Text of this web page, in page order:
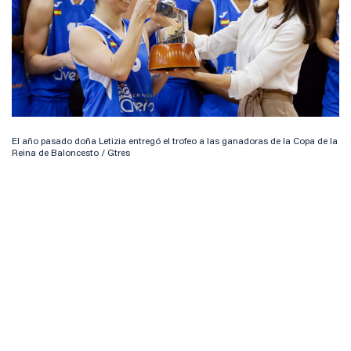
El año pasado doña Letizia entregó el trofeo a las ganadoras de la Copa de la
Reina de Baloncesto / Gtres